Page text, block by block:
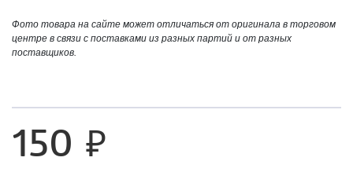
Фото товара на сайте может отличаться от оригинала в торговом
центре в связи с поставками из разных партий и от разных
поставщиков.
150